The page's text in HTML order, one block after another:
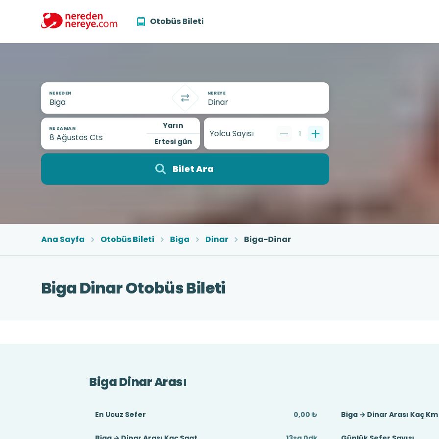
Otobüs Bileti
NEREDEN NEREYE
NE ZAMAN
Yarın
Ertesi gün
Yolcu Sayısı 1
Bilet Ara
Ana Sayfa Otobüs Bileti Biga Dinar Biga-Dinar
Biga Dinar Otobüs Bileti
Biga Dinar Arası
En Ucuz Sefer 0,00 ₺ Biga → Dinar Arası Kaç Km